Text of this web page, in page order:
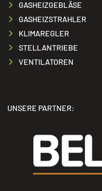
GASHEIZGEBLÄSE
GASHEIZSTRAHLER
KLIMAREGLER
STELLANTRIEBE
VENTILATOREN
UNSERE PARTNER: